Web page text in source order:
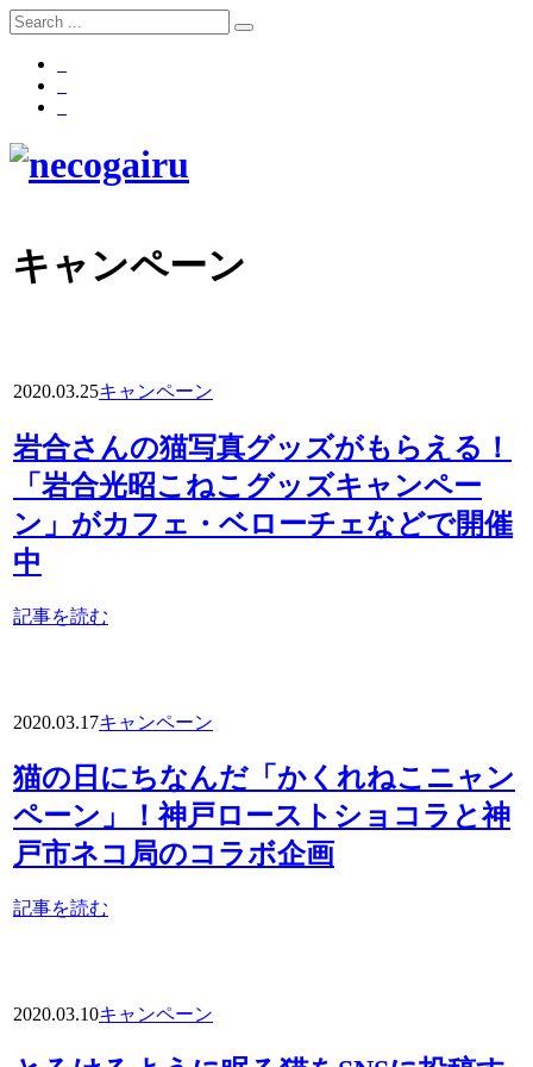
キャンペーン
2020.03.25キャンペーン
岩合さんの猫写真グッズがもらえる！
「岩合光昭こねこグッズキャンペー
ン」がカフェ・ベローチェなどで開催
中
記事を読む
2020.03.17キャンペーン
猫の日にちなんだ「かくれねこニャン
ペーン」！神戸ローストショコラと神
戸市ネコ局のコラボ企画
記事を読む
2020.03.10キャンペーン